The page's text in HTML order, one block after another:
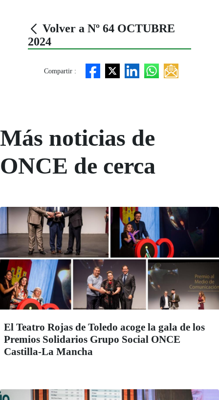
Volver a Nº 64 OCTUBRE
2024
Compartir :
Más noticias de
ONCE de cerca
El Teatro Rojas de Toledo acoge la gala de los
Premios Solidarios Grupo Social ONCE
Castilla-La Mancha